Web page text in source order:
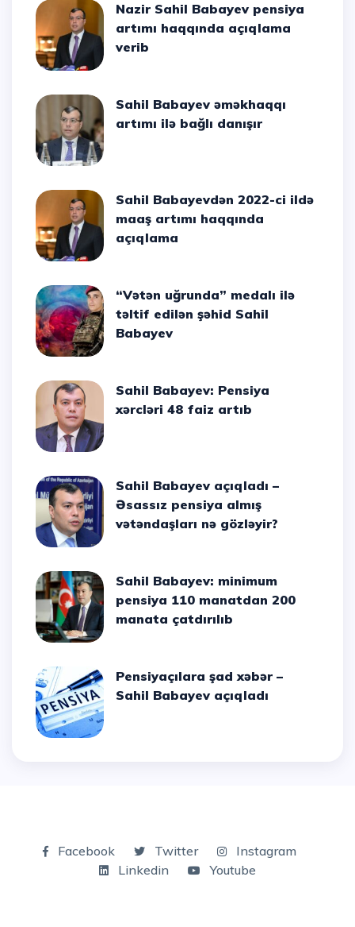
Nazir Sahil Babayev pensiya
artımı haqqında açıqlama
verib
Sahil Babayev əməkhaqqı
artımı ilə bağlı danışır
Sahil Babayevdən 2022-ci ildə
maaş artımı haqqında
açıqlama
“Vətən uğrunda” medalı ilə
təltif edilən şəhid Sahil
Babayev
Sahil Babayev: Pensiya
xərcləri 48 faiz artıb
Sahil Babayev açıqladı –
Əsassız pensiya almış
vətəndaşları nə gözləyir?
Sahil Babayev: minimum
pensiya 110 manatdan 200
manata çatdırılıb
Pensiyaçılara şad xəbər –
Sahil Babayev açıqladı
Facebook Twitter
Instagram
Linkedin
Youtube